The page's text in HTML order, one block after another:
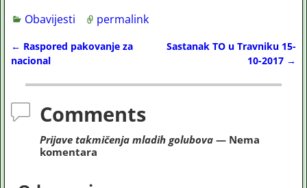
Obavijesti
permalink
Post navigation
← Raspored pakovanje za
nacional
Sastanak TO u Travniku 15-
10-2017 →
Comments
Prijave takmičenja mladih golubova— Nema
komentara